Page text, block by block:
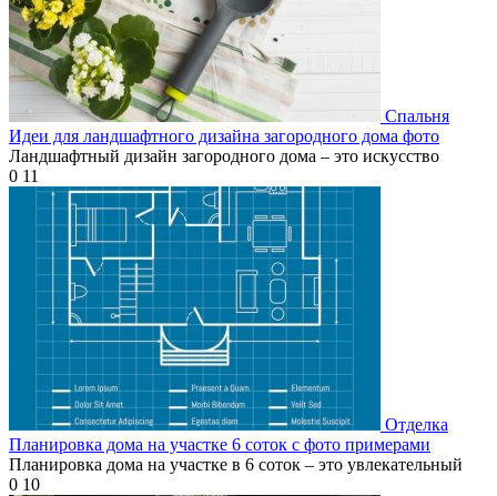
Спальня
Идеи для ландшафтного дизайна загородного дома фото
Ландшафтный дизайн загородного дома – это искусство
0 11
Отделка
Планировка дома на участке 6 соток с фото примерами
Планировка дома на участке в 6 соток – это увлекательный
0 10